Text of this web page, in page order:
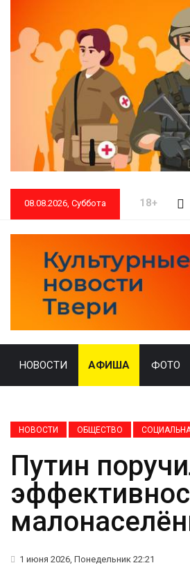
08.08.2026, Суббота 18+
НОВОСТИ АФИША ФОТО
НОВОСТИ ОБЩЕСТВО
Путин
1 июня 2026, Понедельник 22:21